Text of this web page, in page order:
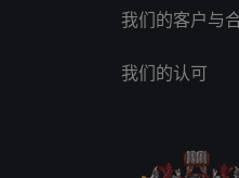
我们的客户与
我们的认可